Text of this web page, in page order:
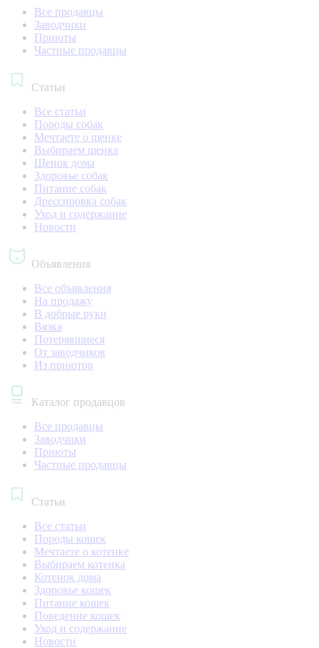
Все продавцы
Заводчики
Приюты
Частные продавцы
Статьи
Все статьи
Породы собак
Мечтаете о щенке
Выбираем щенка
Щенок дома
Здоровье собак
Питание собак
Дрессировка собак
Уход и содержание
Новости
Объявления
Все объявления
На продажу
В добрые руки
Вязка
Потерявшиеся
От заводчиков
Из приютов
Каталог продавцов
Все продавцы
Заводчики
Приюты
Частные продавцы
Статьи
Все статьи
Породы кошек
Мечтаете о котенке
Выбираем котенка
Котенок дома
Здоровье кошек
Питание кошек
Поведение кошек
Уход и содержание
Новости